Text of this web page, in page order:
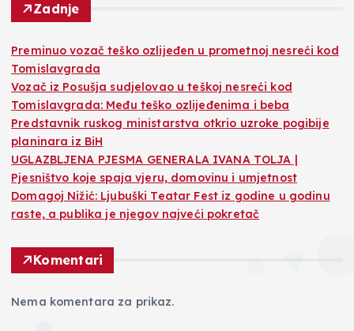
Zadnje
Preminuo vozač teško ozlijeđen u prometnoj nesreći kod
Tomislavgrada
Vozač iz Posušja sudjelovao u teškoj nesreći kod
Tomislavgrada: Među teško ozlijeđenima i beba
Predstavnik ruskog ministarstva otkrio uzroke pogibije
planinara iz BiH
UGLAZBLJENA PJESMA GENERALA IVANA TOLJA |
Pjesništvo koje spaja vjeru, domovinu i umjetnost
Domagoj Nižić: Ljubuški Teatar Fest iz godine u godinu
raste, a publika je njegov najveći pokretač
Komentari
Nema komentara za prikaz.